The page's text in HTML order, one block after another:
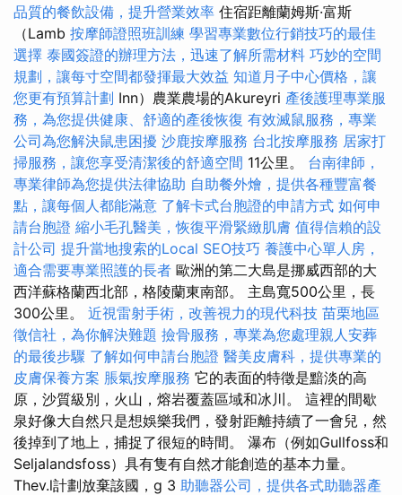
品質的餐飲設備，提升營業效率 住宿距離蘭姆斯·富斯
（Lamb 按摩師證照班訓練 學習專業數位行銷技巧的最佳
選擇 泰國簽證的辦理方法，迅速了解所需材料 巧妙的空間
規劃，讓每寸空間都發揮最大效益 知道月子中心價格，讓
您更有預算計劃 Inn）農業農場的Akureyri 產後護理專業服
務，為您提供健康、舒適的產後恢復 有效滅鼠服務，專業
公司為您解決鼠患困擾 沙鹿按摩服務 台北按摩服務 居家打
掃服務，讓您享受清潔後的舒適空間 11公里。 台南律師，
專業律師為您提供法律協助 自助餐外燴，提供各種豐富餐
點，讓每個人都能滿意 了解卡式台胞證的申請方式 如何申
請台胞證 縮小毛孔醫美，恢復平滑緊緻肌膚 值得信賴的設
計公司 提升當地搜索的Local SEO技巧 養護中心單人房，
適合需要專業照護的長者 歐洲的第二大島是挪威西部的大
西洋蘇格蘭西北部，格陵蘭東南部。 主島寬500公里，長
300公里。 近視雷射手術，改善視力的現代科技 苗栗地區
徵信社，為你解決難題 撿骨服務，專業為您處理親人安葬
的最後步驟 了解如何申請台胞證 醫美皮膚科，提供專業的
皮膚保養方案 脹氣按摩服務 它的表面的特徵是黯淡的高
原，沙質級別，火山，熔岩覆蓋區域和冰川。 這裡的間歇
泉好像大自然只是想娛樂我們，發射距離持續了一會兒，然
後掉到了地上，捕捉了很短的時間。 瀑布（例如Gullfoss和
Seljalandsfoss）具有隻有自然才能創造的基本力量。
Thev.l計劃放棄該國，g 3 助聽器公司，提供各式助聽器產